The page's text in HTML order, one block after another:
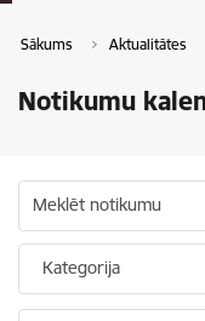
Sākums Aktualitātes
Notikumu
Meklēt notikumu
Kategorija